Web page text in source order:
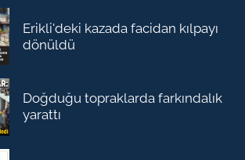
Erikli'deki kazada facidan kılpayı
dönüldü
Doğduğu topraklarda farkındalık
yarattı